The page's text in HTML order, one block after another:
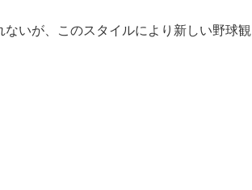
いが、このスタイルにより新しい野球観